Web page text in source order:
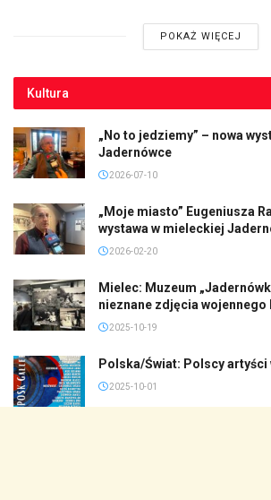
POKAŻ WIĘCEJ
Kultura
„No to jedziemy” – nowa
Jadernówce
2026-07-10
„Moje miasto” Eugeniusza
wystawa w mieleckiej
2026-02-20
Mielec: Muzeum
nieznane zdjęcia wojennego
2025-10-19
Polska/Świat: Polscy artyści
2025-10-01